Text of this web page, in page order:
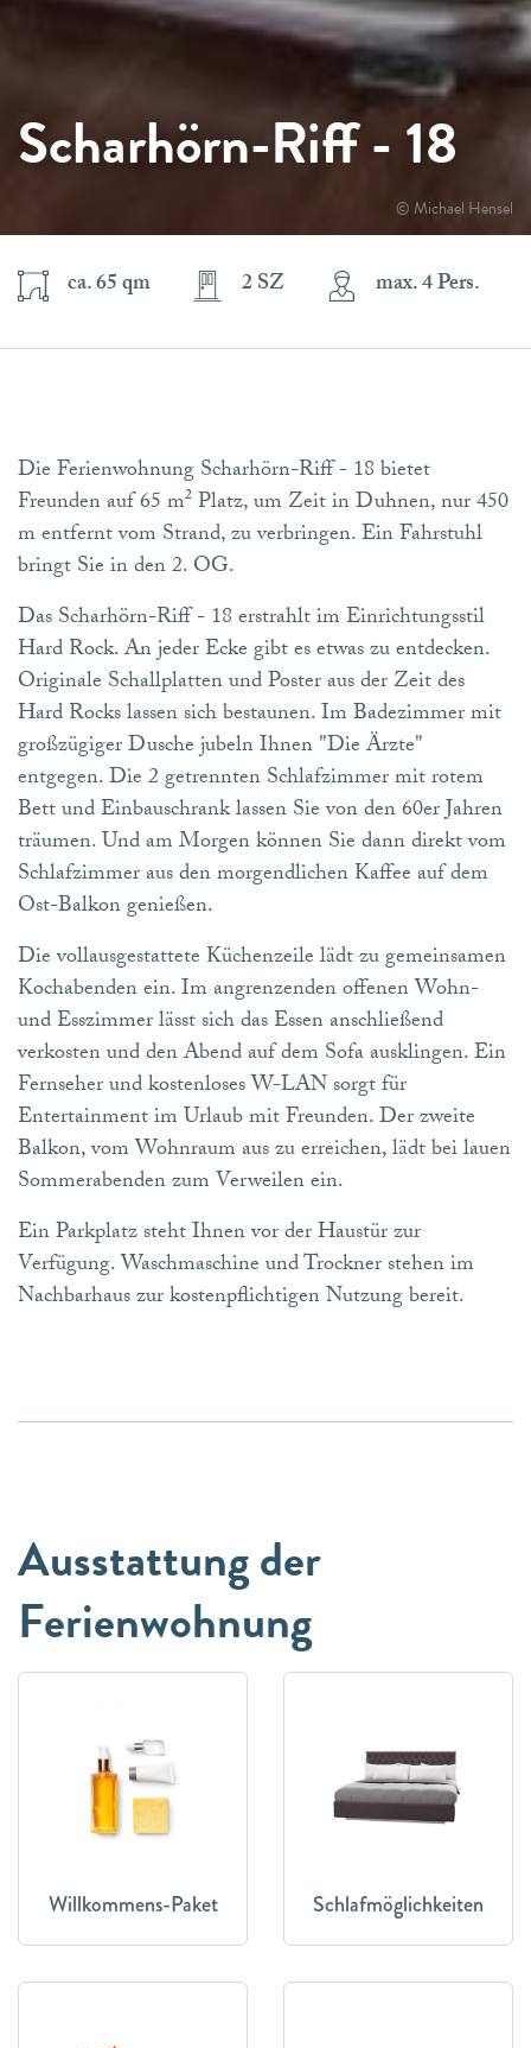
© Michael Hensel
Scharhörn-Riff - 18
ca. 65 qm 2 SZ max. 4 Pers.
Die Ferienwohnung Scharhörn-Riff - 18 bietet
Freunden auf 65 m² Platz, um Zeit in Duhnen, nur 450
m entfernt vom Strand, zu verbringen. Ein Fahrstuhl
bringt Sie in den 2. OG.
Das Scharhörn-Riff - 18 erstrahlt im Einrichtungsstil
Hard Rock. An jeder Ecke gibt es etwas zu entdecken.
Originale Schallplatten und Poster aus der Zeit des
Hard Rocks lassen sich bestaunen. Im Badezimmer mit
großzügiger Dusche jubeln Ihnen "Die Ärzte"
entgegen. Die 2 getrennten Schlafzimmer mit rotem
Bett und Einbauschrank lassen Sie von den 60er Jahren
träumen. Und am Morgen können Sie dann direkt vom
Schlafzimmer aus den morgendlichen Kaffee auf dem
Ost-Balkon genießen.
Die vollausgestattete Küchenzeile lädt zu gemeinsamen
Kochabenden ein. Im angrenzenden offenen Wohn-
und Esszimmer lässt sich das Essen anschließend
verkosten und den Abend auf dem Sofa ausklingen. Ein
Fernseher und kostenloses W-LAN sorgt für
Entertainment im Urlaub mit Freunden. Der zweite
Balkon, vom Wohnraum aus zu erreichen, lädt bei lauen
Sommerabenden zum Verweilen ein.
Ein Parkplatz steht Ihnen vor der Haustür zur
Verfügung. Waschmaschine und Trockner stehen im
Nachbarhaus zur kostenpflichtigen Nutzung bereit.
Ausstattung der
Ferienwohnung
Willkommens-Paket Schlafmöglichkeiten